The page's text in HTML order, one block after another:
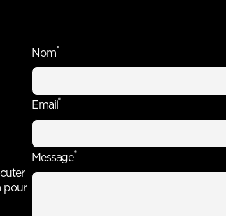
pour
Nom*
Email*
Message*